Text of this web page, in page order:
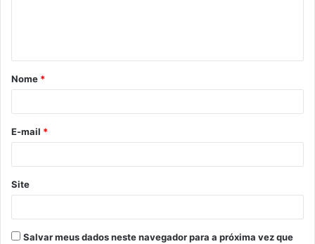
á
r
*
Nome *
E-mail *
Site
Salvar meus dados neste navegador para a próxima vez que